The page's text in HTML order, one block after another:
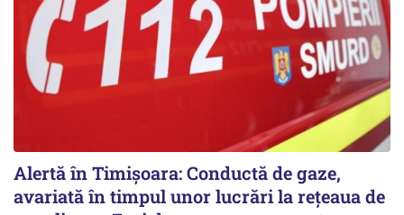
Alertă în Timișoara: Conductă de gaze,
avariată în timpul unor lucrări la rețeaua de